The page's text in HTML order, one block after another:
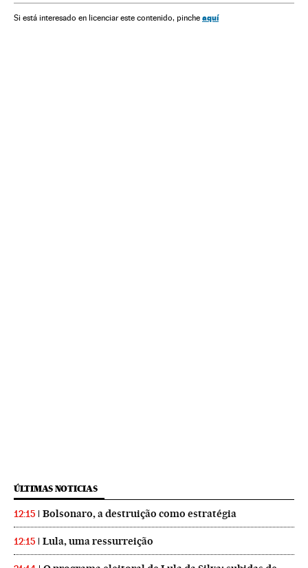
Brasil Campeonato mundial Futebol Rússia
Si está interesado en licenciar este contenido, pinche aquí
ÚLTIMAS NOTICIAS
12:15 Bolsonaro, a destruição como estratégia
12:15 Lula, uma ressurreição